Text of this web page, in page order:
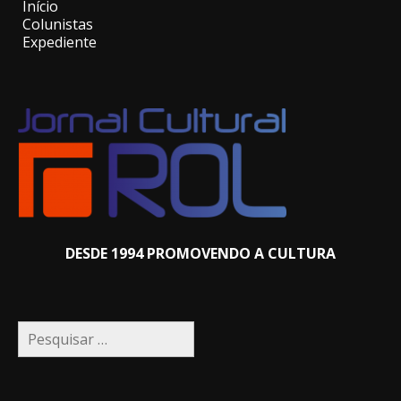
Início
Colunistas
Expediente
DESDE 1994 PROMOVENDO A CULTURA
Pesquisar
por: